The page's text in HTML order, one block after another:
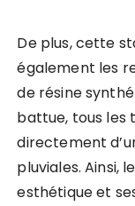
De plus, cette
également les
de résine
battue, tous les
directement
pluviales. Ainsi,
esthétique et